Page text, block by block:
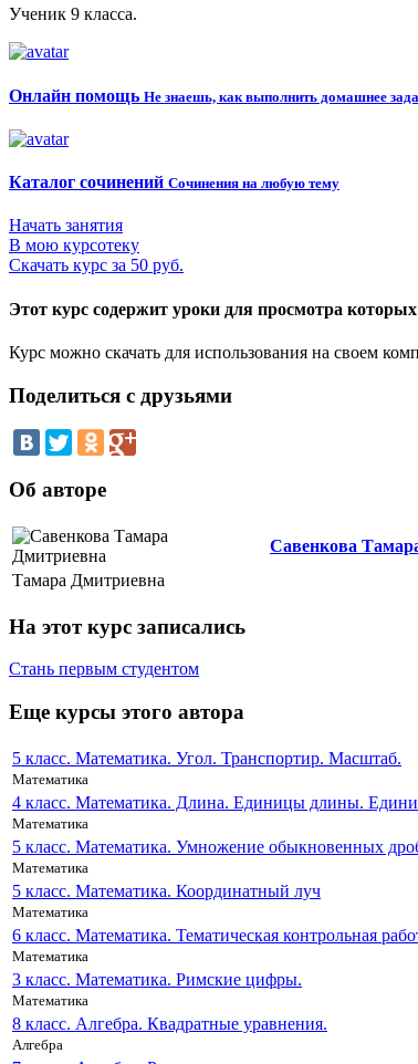
Ученик 9 класса.
Онлайн помощь Не знаешь, как выполнить домашнее
Каталог сочинений Сочинения на любую тему
Начать занятия
В мою курсотеку
Скачать курс за 50 руб.
Этот курс содержит уроки для просмотра которых
Курс можно скачать для использования на своем
Поделиться с друзьями
Об авторе
Савенкова
Тамара Дмитриевна
На этот курс записались
Стань первым студентом
Еще курсы этого автора
5 класс. Математика. Угол. Транспортир. Масштаб.
Математика
4 класс. Математика. Длина. Единицы длины.
Математика
5 класс. Математика. Умножение обыкновенных
Математика
5 класс. Математика. Координатный луч
Математика
6 класс. Математика. Тематическая контрольная
Математика
3 класс. Математика. Римские цифры.
Математика
8 класс. Алгебра. Квадратные уравнения.
Алгебра